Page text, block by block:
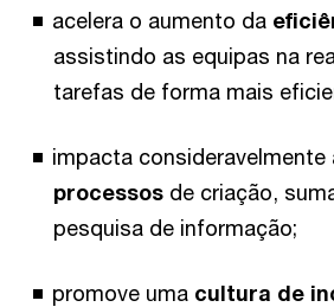
acelera o aumento da
assistindo as equipas na
tarefas de forma mais
impacta consideravelmente
processos de criação,
pesquisa de informação;
promove uma cultura de